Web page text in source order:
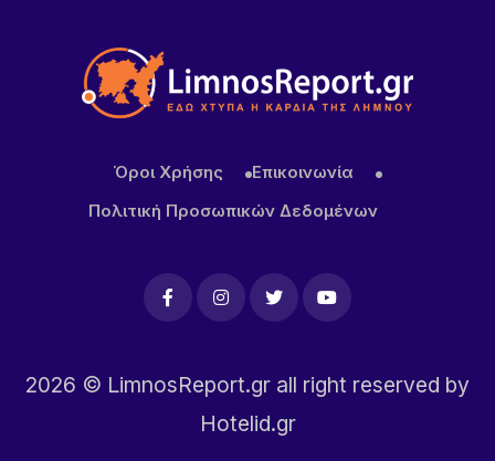
Για δεύτερη φορά φέτος ο Χρήστος Νέζος στη
Λήμνο – Οι φημισμένες «Μακαρόνες στς
Αγκαριώνες» ταξιδεύουν σε όλη την Ελλάδα
6 ΏΡΕΣ ΠΡΙΝ
μετά από αιφνιδιαστικούς ελέγχους
Όροι Χρήσης
Επικοινωνία
Πολιτική Προσωπικών Δεδομένων
2026 © LimnosReport.gr all right reserved by
Hotelid.gr